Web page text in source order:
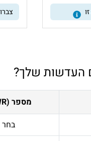
צברו
העדשות שלך?
מספר (PWR)
בחר